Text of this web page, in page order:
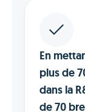
En
plus de
dans la
de 70